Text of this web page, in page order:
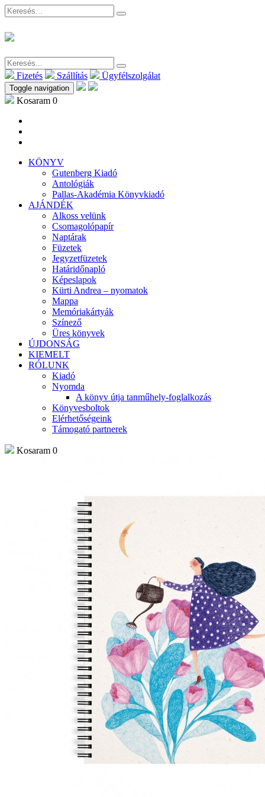
Fizetés Szállítás Ügyfélszolgálat
Toggle navigation
Kosaram 0
KÖNYV
Gutenberg Kiadó
Antológiák
Pallas-Akadémia Könyvkiadó
AJÁNDÉK
Alkoss velünk
Csomagolópapír
Naptárak
Füzetek
Jegyzetfüzetek
Határidőnapló
Képeslapok
Kürti Andrea – nyomatok
Mappa
Memóriakártyák
Színező
Üres könyvek
ÚJDONSÁG
KIEMELT
RÓLUNK
Kiadó
Nyomda
A könyv útja tanműhely-foglalkozás
Könyvesboltok
Elérhetőségeink
Támogató partnerek
Kosaram 0